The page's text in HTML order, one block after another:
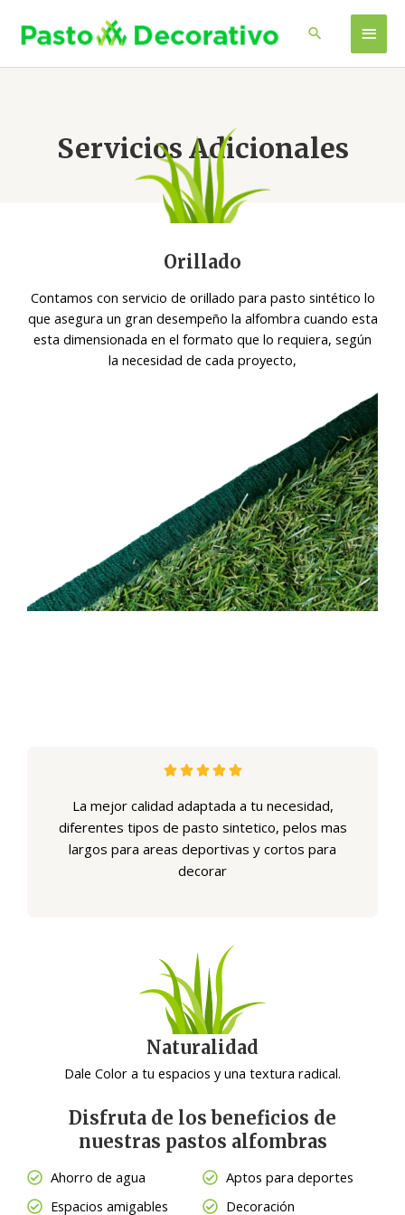
Servicios Adicionales
Orillado
Contamos con servicio de orillado para pasto sintético lo
que asegura un gran desempeño la alfombra cuando esta
esta dimensionada en el formato que lo requiera, según
la necesidad de cada proyecto,
    
La mejor calidad adaptada a tu necesidad,
diferentes tipos de pasto sintetico, pelos mas
largos para areas deportivas y cortos para
decorar
Naturalidad
Dale Color a tu espacios y una textura radical.
Disfruta de los beneficios de
nuestras pastos alfombras
Ahorro de agua
Espacios amigables
Aptos para deportes
Decoración